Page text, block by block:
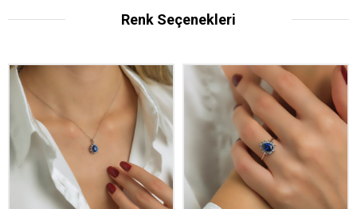
Renk Seçenekleri